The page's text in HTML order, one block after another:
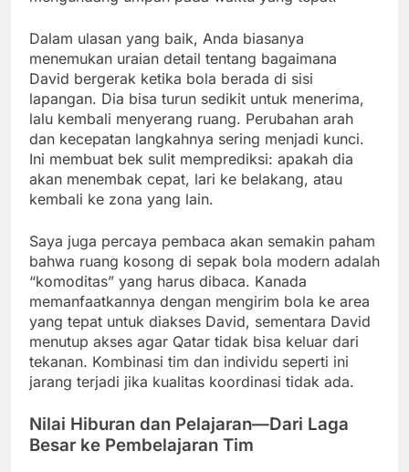
Dalam ulasan yang baik, Anda biasanya
menemukan uraian detail tentang bagaimana
David bergerak ketika bola berada di sisi
lapangan. Dia bisa turun sedikit untuk menerima,
lalu kembali menyerang ruang. Perubahan arah
dan kecepatan langkahnya sering menjadi kunci.
Ini membuat bek sulit memprediksi: apakah dia
akan menembak cepat, lari ke belakang, atau
kembali ke zona yang lain.
Saya juga percaya pembaca akan semakin paham
bahwa ruang kosong di sepak bola modern adalah
“komoditas” yang harus dibaca. Kanada
memanfaatkannya dengan mengirim bola ke area
yang tepat untuk diakses David, sementara David
menutup akses agar Qatar tidak bisa keluar dari
tekanan. Kombinasi tim dan individu seperti ini
jarang terjadi jika kualitas koordinasi tidak ada.
Nilai Hiburan dan Pelajaran—Dari Laga
Besar ke Pembelajaran Tim